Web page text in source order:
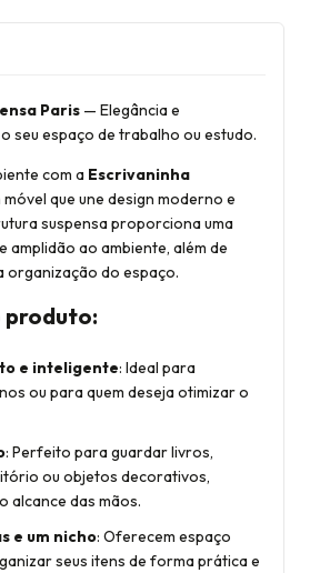
Paris — Elegância e
seu espaço de trabalho ou estudo.
com a Escrivaninha
móvel que une design moderno e
suspensa proporciona uma
amplidão ao ambiente, além de
organização do espaço.
produto:
e inteligente: Ideal para
ou para quem deseja otimizar o
: Perfeito para guardar livros,
ou objetos decorativos,
alcance das mãos.
e um nicho: Oferecem espaço
seus itens de forma prática e